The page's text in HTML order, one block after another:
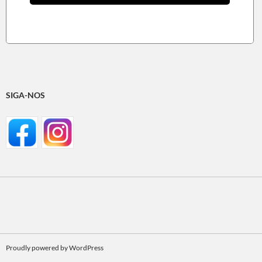
SIGA-NOS
Proudly powered by WordPress